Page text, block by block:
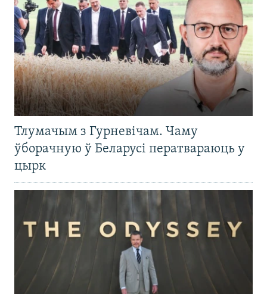
Тлумачым з Гурневічам. Чаму
ўборачную ў Беларусі ператвараюць у
цырк